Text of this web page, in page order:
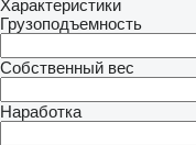
Характеристики
Грузоподъемность
Собственный вес
Наработка